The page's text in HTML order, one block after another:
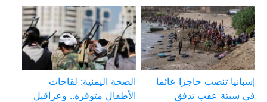
إسبانيا تنصب حاجزا عائما
في سبتة عقب تدفق
الصحة اليمنية: لقاحات
الأطفال متوفرة.. وعراقيل